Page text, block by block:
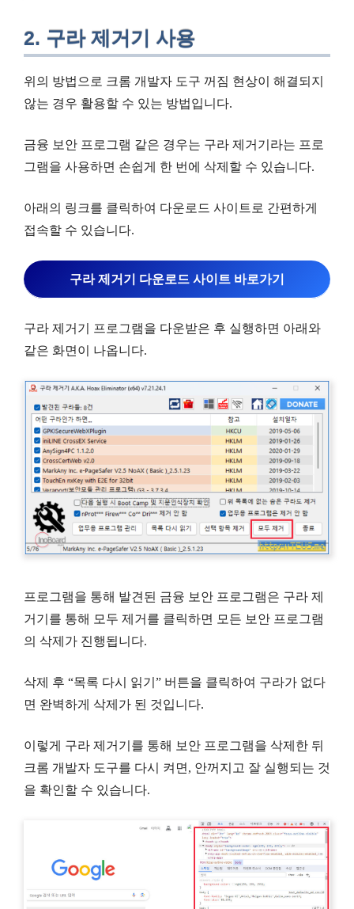
2. 구라 제거기 사용
위의 방법으로 크롬 개발자 도구 꺼짐 현상이 해결되지
않는 경우 활용할 수 있는 방법입니다.
금융 보안 프로그램 같은 경우는 구라 제거기라는 프로
그램을 사용하면 손쉽게 한 번에 삭제할 수 있습니다.
아래의 링크를 클릭하여 다운로드 사이트로 간편하게
접속할 수 있습니다.
구라 제거기 다운로드 사이트 바로가기
구라 제거기 프로그램을 다운받은 후 실행하면 아래와
같은 화면이 나옵니다.
프로그램을 통해 발견된 금융 보안 프로그램은 구라 제
거기를 통해 모두 제거를 클릭하면 모든 보안 프로그램
의 삭제가 진행됩니다.
삭제 후 “목록 다시 읽기” 버튼을 클릭하여 구라가 없다
면 완벽하게 삭제가 된 것입니다.
이렇게 구라 제거기를 통해 보안 프로그램을 삭제한 뒤
크롬 개발자 도구를 다시 켜면, 안꺼지고 잘 실행되는 것
을 확인할 수 있습니다.